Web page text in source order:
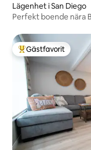
Lägenhet i San Diego
Perfekt boende nära
Populär gästfavorit
Gästfavorit